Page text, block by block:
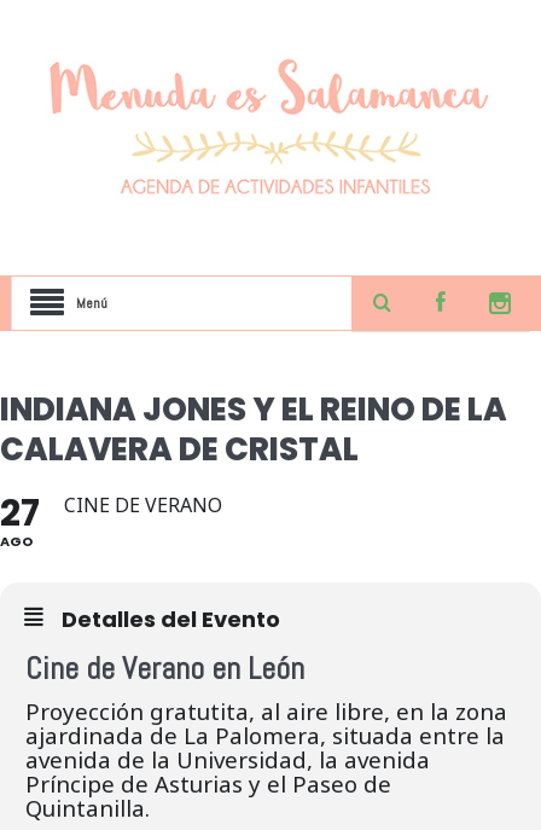
Menú
INDIANA JONES Y EL REINO DE LA
CALAVERA DE CRISTAL
27
AGO
CINE DE VERANO
Detalles del Evento
Cine de Verano en León
Proyección gratutita, al aire libre, en la zona
ajardinada de La Palomera, situada entre la
avenida de la Universidad, la avenida
Príncipe de Asturias y el Paseo de
Quintanilla.